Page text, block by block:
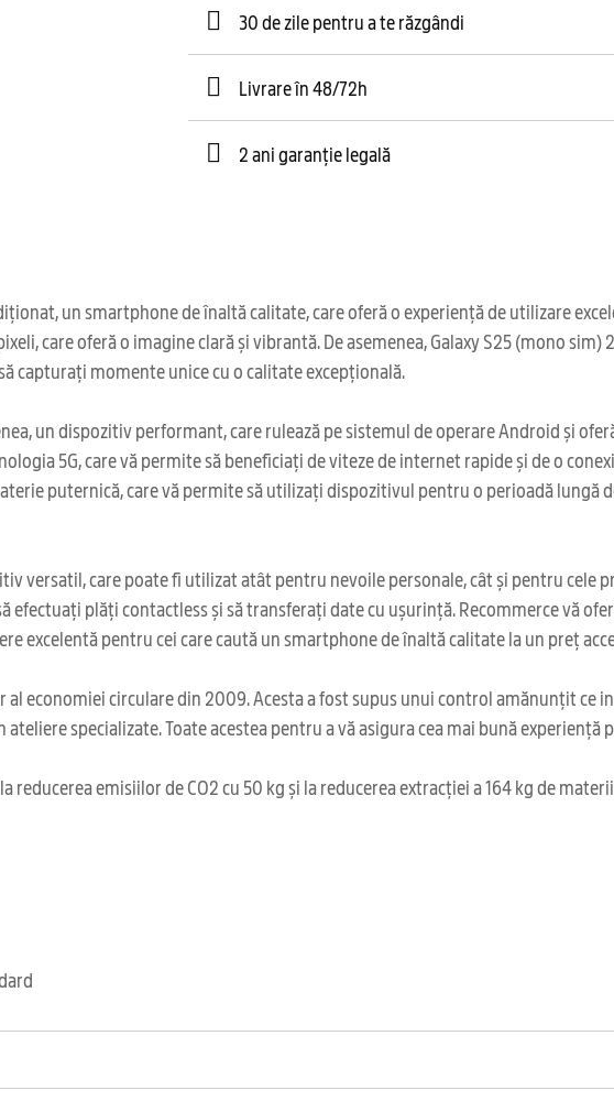
30 de zile pentru a te răzgândi
Livrare în 48/72h
2 ani garanție legală
un smartphone de înaltă calitate, care oferă o experiență de utilizare
care oferă o imagine clară și vibrantă. De asemenea, Galaxy S25 (mono
capturați momente unice cu o calitate excepțională.
un dispozitiv performant, care rulează pe sistemul de operare Android și
5G, care vă permite să beneficiați de viteze de internet rapide și de o
puternică, care vă permite să utilizați dispozitivul pentru o perioadă lungă
versatil, care poate fi utilizat atât pentru nevoile personale, cât și pentru cele
efectuați plăți contactless și să transferați date cu ușurință. Recommerce vă
excelentă pentru cei care caută un smartphone de înaltă calitate la un preț
economiei circulare din 2009. Acesta a fost supus unui control amănunțit ce
specializate. Toate acestea pentru a vă asigura cea mai bună experiență
emisiilor de CO2 cu 50 kg și la reducerea extracției a 164 kg de